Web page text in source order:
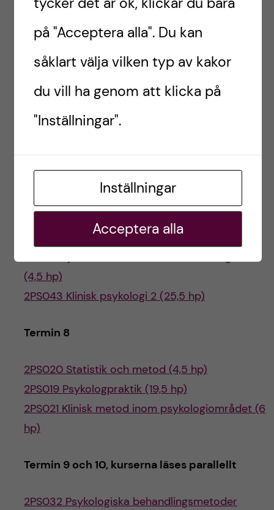
2PS034 Vetenskapsteori (3 hp)
2PS035 Samhälle och hälsa (4,5 hp)
(12 hp)
Valbar period (sammanlagt 22,5 hp)
(4,5 hp)
2PS043 Klinisk psykologi 2 (25,5 hp)
Termin 8
2PS020 Statistik och metod (4,5 hp)
2PS019 Psykologpraktik (19,5 hp)
2PS021 Klinisk metod inom psykologiområdet (6
hp)
Termin 9 och 10, kurserna läses parallellt
2PS032 Psykologiska behandlingsmetoder
på "Acceptera alla". Du kan
såklart välja vilken typ av kakor
du vill ha genom att klicka på
"Inställningar".
Inställningar
Acceptera alla